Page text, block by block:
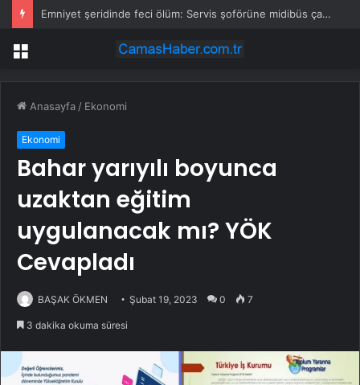
Emniyet şeridinde feci ölüm: Servis şoförüne midibüs çarptı
Menü
Anasayfa / Ekonomi
Ekonomi
Bahar yarıyılı boyunca
uzaktan eğitim
uygulanacak mı? YÖK
Cevapladı
BAŞAK ÖKMEN Şubat 19, 2023 0 7
3 dakika okuma süresi